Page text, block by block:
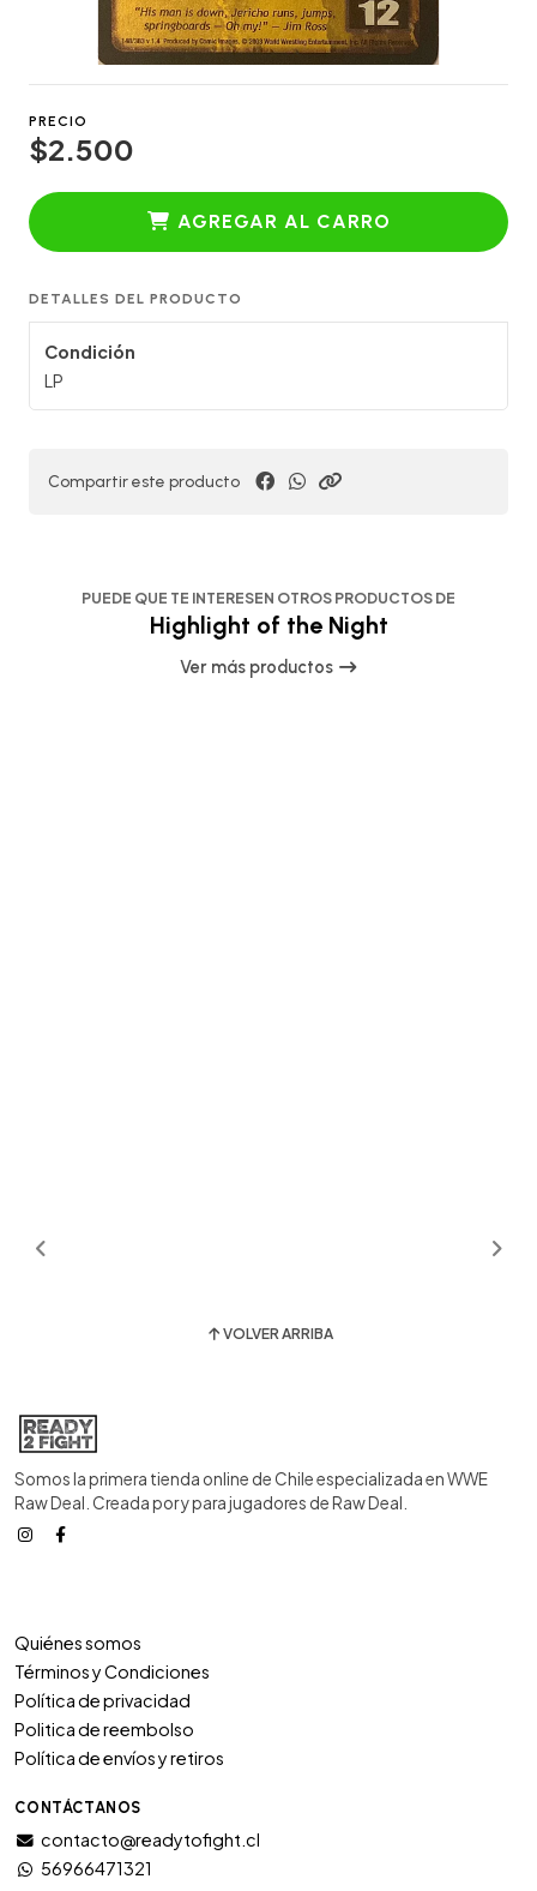
PRECIO
$2.500
AGREGAR AL CARRO
DETALLES DEL PRODUCTO
Condición
LP
Compartir este producto
PUEDE QUE TE INTERESEN OTROS PRODUCTOS DE
Highlight of the Night
Ver más productos
VOLVER ARRIBA
Somos la primera tienda online de Chile especializada en WWE
Raw Deal. Creada por y para jugadores de Raw Deal.
Quiénes somos
Términos y Condiciones
Política de privacidad
Politica de reembolso
Política de envíos y retiros
CONTÁCTANOS
contacto@readytofight.cl
56966471321